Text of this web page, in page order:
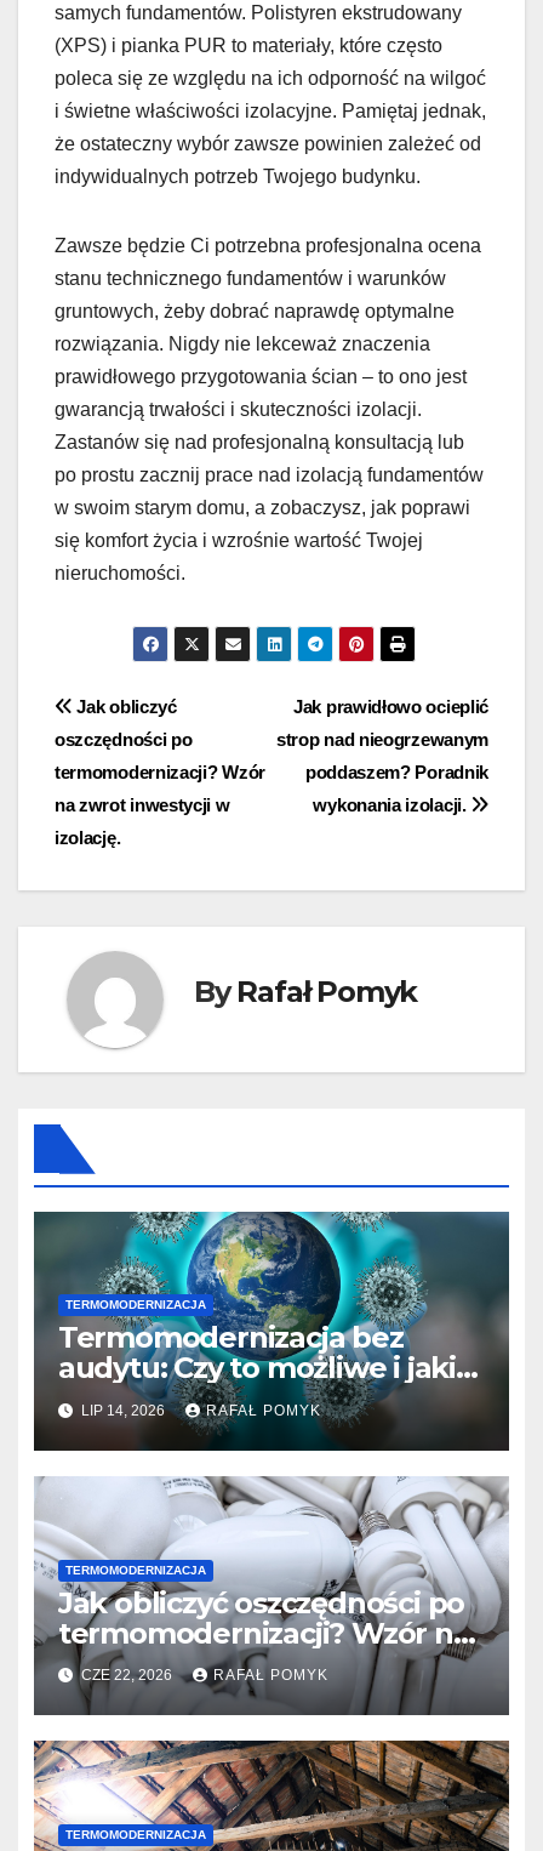
samych fundamentów. Polistyren ekstrudowany
(XPS) i pianka PUR to materiały, które często
poleca się ze względu na ich odporność na wilgoć
i świetne właściwości izolacyjne. Pamiętaj jednak,
że ostateczny wybór zawsze powinien zależeć od
indywidualnych potrzeb Twojego budynku.
Zawsze będzie Ci potrzebna profesjonalna ocena
stanu technicznego fundamentów i warunków
gruntowych, żeby dobrać naprawdę optymalne
rozwiązania. Nigdy nie lekceważ znaczenia
prawidłowego przygotowania ścian – to ono jest
gwarancją trwałości i skuteczności izolacji.
Zastanów się nad profesjonalną konsultacją lub
po prostu zacznij prace nad izolacją fundamentów
w swoim starym domu, a zobaczysz, jak poprawi
się komfort życia i wzrośnie wartość Twojej
nieruchomości.
Nawigacja
wpisu
Jak prawidłowo ocieplić
strop nad nieogrzewanym
poddaszem? Poradnik
wykonania izolacji.
Jak obliczyć
oszczędności po
termomodernizacji? Wzór
na zwrot inwestycji w
izolację.
ByRafał Pomyk
TERMOMODERNIZACJA
Termomodernizacja bez
audytu: Czy to możliwe i jakie
ryzyko ponosi inwestor
decydując się na ocieplenie.
LIP 14, 2026 RAFAŁ POMYK
TERMOMODERNIZACJA
Jak obliczyć oszczędności po
termomodernizacji? Wzór na
zwrot inwestycji w izolację.
CZE 22, 2026 RAFAŁ POMYK
TERMOMODERNIZACJA